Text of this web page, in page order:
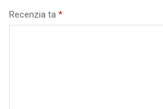
Recenzia ta *